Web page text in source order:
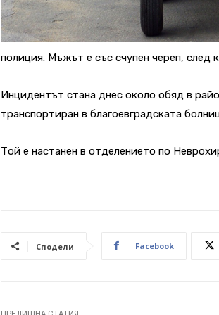
полиция. Мъжът е със счупен череп, след
Инцидентът стана днес около обяд в
транспортиран в благоевградската
Той е настанен в отделението по
Сподели Facebook